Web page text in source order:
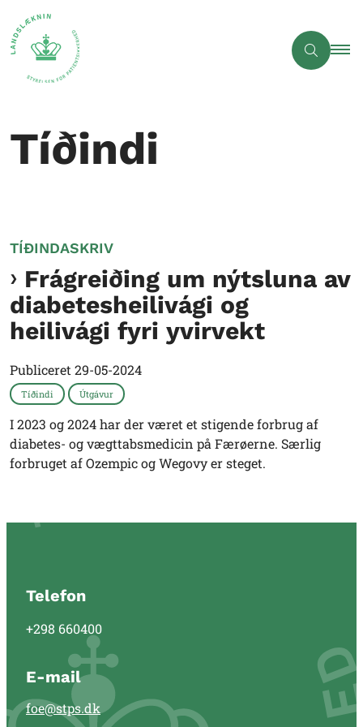
Tíðindi
TÍÐINDASKRIV
Frágreiðing um nýtsluna av
diabetesheilivági og
heilivági fyri yvirvekt
Publiceret 29-05-2024
Tíðindi Útgávur
I 2023 og 2024 har der været et stigende forbrug af
diabetes- og vægttabsmedicin på Færøerne. Særlig
forbruget af Ozempic og Wegovy er steget.
Telefon
+298 660400
E-mail
foe@stps.dk